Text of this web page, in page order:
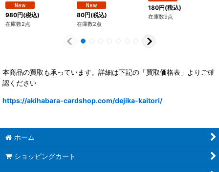
980円(税込)
在庫数2点
80円(税込)
在庫数2点
180円(税込)
在庫数9点
本商品の買取も承っています。詳細は下記の「買取価格表」よりご確
認ください
https://akihabara-cardshop.com/dejika-kaitori/
ホーム
ショッピングカート